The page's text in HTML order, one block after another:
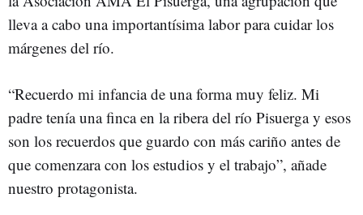
lleva a cabo una importantísima labor para cuidar los
márgenes del río.
“Recuerdo mi infancia de una forma muy feliz. Mi
padre tenía una finca en la ribera del río Pisuerga y esos
son los recuerdos que guardo con más cariño antes de
que comenzara con los estudios y el trabajo”, añade
nuestro protagonista.